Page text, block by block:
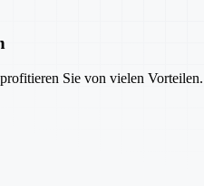
Sie von vielen